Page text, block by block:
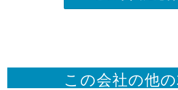
この会社の他